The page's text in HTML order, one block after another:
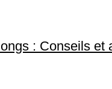
: Conseils et